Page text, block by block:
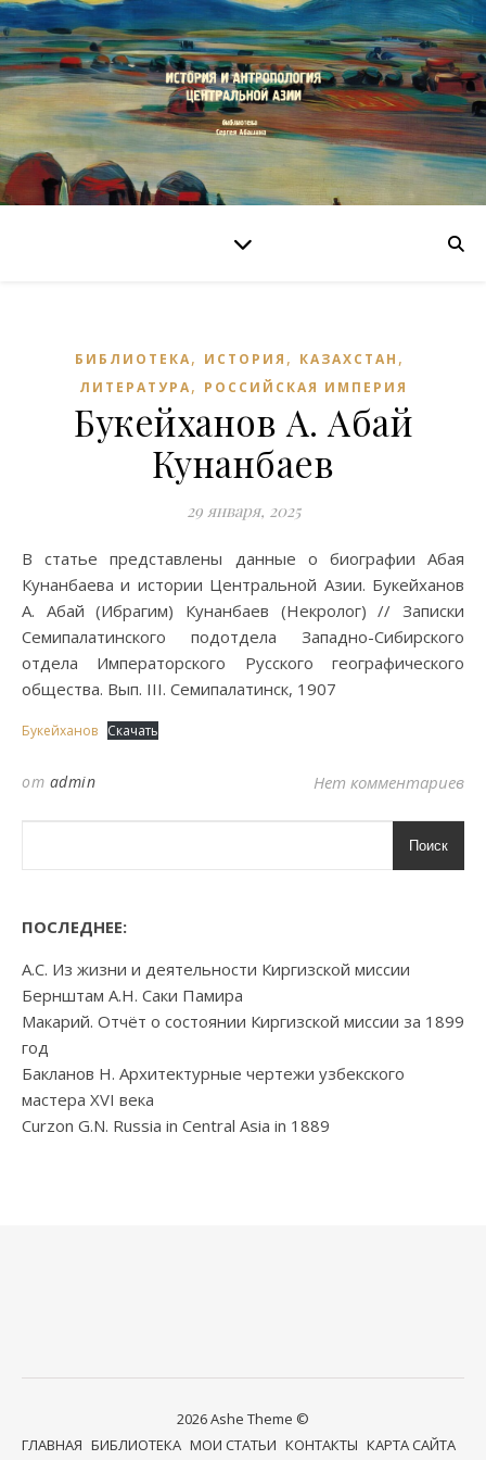
БИБЛИОТЕКА, ИСТОРИЯ , КАЗАХСТАН ,
ЛИТЕРАТУРА, РОССИЙСКАЯ ИМПЕРИЯ
Букейханов А. Абай
Кунанбаев
29 января, 2025
В статье представлены данные о биографии Абая
Кунанбаева и истории Центральной Азии. Букейханов
А. Абай (Ибрагим) Кунанбаев (Некролог) // Записки
Семипалатинского подотдела Западно-Сибирского
отдела Императорского Русского географического
общества. Вып. III. Семипалатинск, 1907
Букейханов Скачать
от admin Нет комментариев
Поиск
ПОСЛЕДНЕЕ:
А.С. Из жизни и деятельности Киргизской миссии
Бернштам А.Н. Саки Памира
Макарий. Отчёт о состоянии Киргизской миссии за 1899
год
Бакланов Н. Архитектурные чертежи узбекского
мастера XVI века
Curzon G.N. Russia in Central Asia in 1889
2026 Ashe Theme ©
ГЛАВНАЯ БИБЛИОТЕКА МОИ СТАТЬИ КОНТАКТЫ КАРТА САЙТА